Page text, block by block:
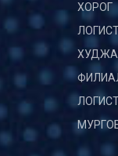
ХОРОГ